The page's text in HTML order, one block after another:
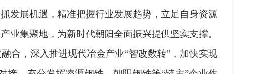
发展机遇，精准把握行业发展趋势，立足自身资源
业集聚地，为新时代朝阳全面振兴提供坚实支撑。
，深入推进现代冶金产业“智改数转”，加快实现